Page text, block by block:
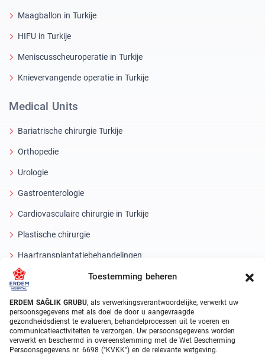
Toestemming beheren
ERDEM SAĞLIK GRUBU, als verwerkingsverantwoordelijke, verwerkt uw
persoonsgegevens met als doel de door u aangevraagde
gezondheidsdienst te evalueren, behandelprocessen uit te voeren en
communicatieactiviteiten te verzorgen. Uw persoonsgegevens worden
verwerkt en beschermd in overeenstemming met de Wet Bescherming
Persoonsgegevens nr. 6698 ("KVKK") en de relevante wetgeving.
Maagballon in Turkije
HIFU in Turkije
Meniscusscheuroperatie in Turkije
Knievervangende operatie in Turkije
Medical Units
Bariatrische chirurgie Turkije
Orthopedie
Urologie
Gastroenterologie
Cardiovasculaire chirurgie in Turkije
Plastische chirurgie
Haartransplantatiebehandelingen
Tandheelkundige behandelingen Turkije
Laseroog
About Erdem
Over ons